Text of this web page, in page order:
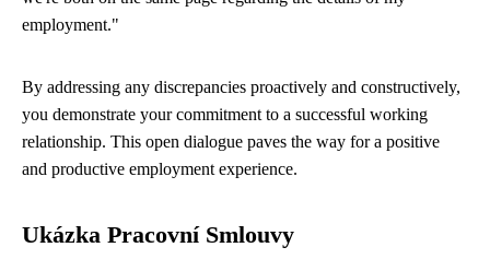
employment."
By addressing any discrepancies proactively and constructively,
you demonstrate your commitment to a successful working
relationship. This open dialogue paves the way for a positive
and productive employment experience.
Ukázka Pracovní Smlouvy